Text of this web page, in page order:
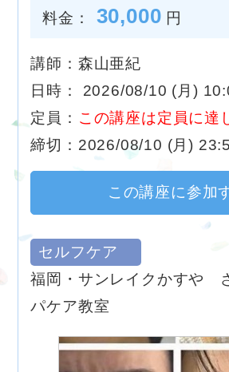
料金： 30,000 円
講師：森山亜紀
日時： 2026/08/10 (月)
定員： この講座は定員に達
締切：2026/08/10 (月)
この講座に参加
セルフケア
福岡・サンレイクかすや
パケア教室